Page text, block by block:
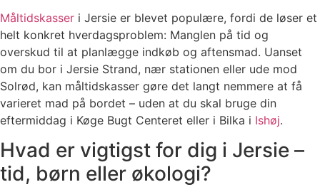
Måltidskasser i Jersie er blevet populære, fordi de løser et
helt konkret hverdagsproblem: Manglen på tid og
overskud til at planlægge indkøb og aftensmad. Uanset
om du bor i Jersie Strand, nær stationen eller ude mod
Solrød, kan måltidskasser gøre det langt nemmere at få
varieret mad på bordet – uden at du skal bruge din
eftermiddag i Køge Bugt Centeret eller i Bilka i Ishøj.
Hvad er vigtigst for dig i Jersie –
tid, børn eller økologi?